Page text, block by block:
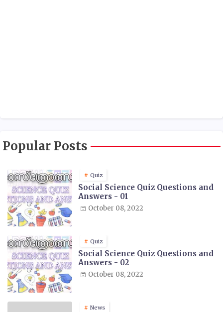
Popular Posts
Quiz
Social Science Quiz Questions and
Answers - 01
October 08, 2022
Quiz
Social Science Quiz Questions and
Answers - 02
October 08, 2022
News